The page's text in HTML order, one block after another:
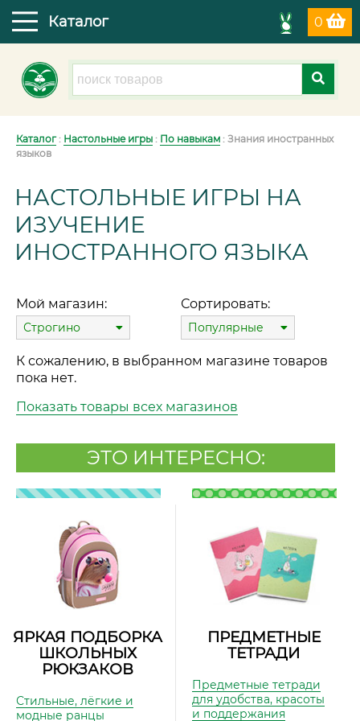
0
Каталог
Каталог: Настольные игры : По навыкам : Знания иностранных
языков
НАСТОЛЬНЫЕ ИГРЫ НА
ИЗУЧЕНИЕ
ИНОСТРАННОГО ЯЗЫКА
Мой магазин:
Строгино
Сортировать:
Популярные
К сожалению, в выбранном магазине товаров
пока нет.
Показать товары всех магазинов
ЭТО ИНТЕРЕСНО:
ЯРКАЯ ПОДБОРКА
ШКОЛЬНЫХ
РЮКЗАКОВ
Стильные, лёгкие и
модные ранцы
ПРЕДМЕТНЫЕ
ТЕТРАДИ
Предметные тетради
для удобства, красоты
и поддержания